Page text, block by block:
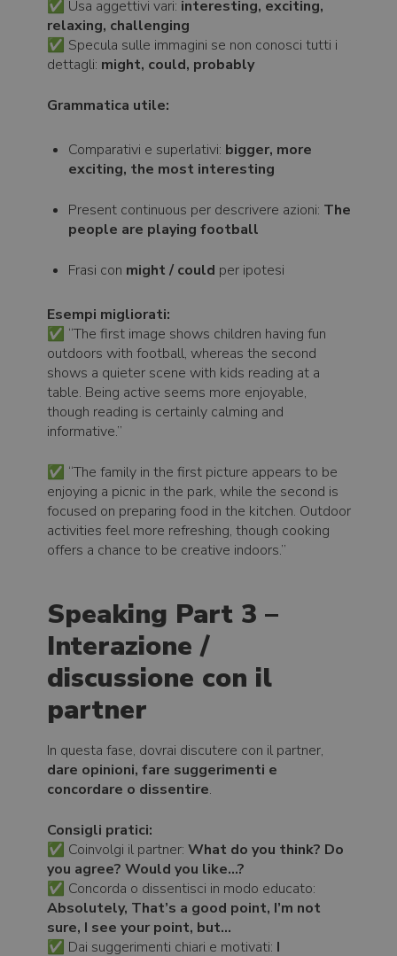
✅ Usa aggettivi vari: interesting, exciting,
relaxing, challenging
✅ Specula sulle immagini se non conosci tutti i
dettagli: might, could, probably
Grammatica utile:
Comparativi e superlativi: bigger, more
exciting, the most interesting
Present continuous per descrivere azioni: The
people are playing football
Frasi con might / could per ipotesi
Esempi migliorati:
✅ “The first image shows children having fun
outdoors with football, whereas the second
shows a quieter scene with kids reading at a
table. Being active seems more enjoyable,
though reading is certainly calming and
informative.”
✅ “The family in the first picture appears to be
enjoying a picnic in the park, while the second is
focused on preparing food in the kitchen. Outdoor
activities feel more refreshing, though cooking
offers a chance to be creative indoors.”
Speaking Part 3 –
Interazione /
discussione con il
partner
In questa fase, dovrai discutere con il partner,
dare opinioni, fare suggerimenti e
concordare o dissentire.
Consigli pratici:
✅ Coinvolgi il partner: What do you think? Do
you agree? Would you like…?
✅ Concorda o dissentisci in modo educato:
Absolutely, That’s a good point, I’m not
sure, I see your point, but…
✅ Dai suggerimenti chiari e motivati: I